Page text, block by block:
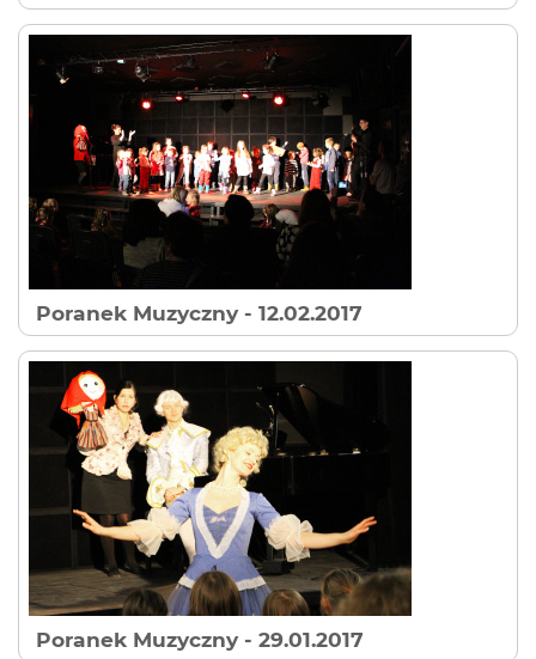
Poranek Muzyczny - 12.02.2017
Poranek Muzyczny - 29.01.2017